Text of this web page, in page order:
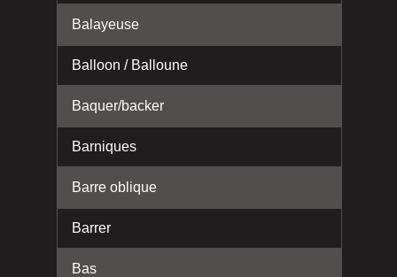
Balayeuse
Balloon / Balloune
Baquer/backer
Barniques
Barre oblique
Barrer
Bas